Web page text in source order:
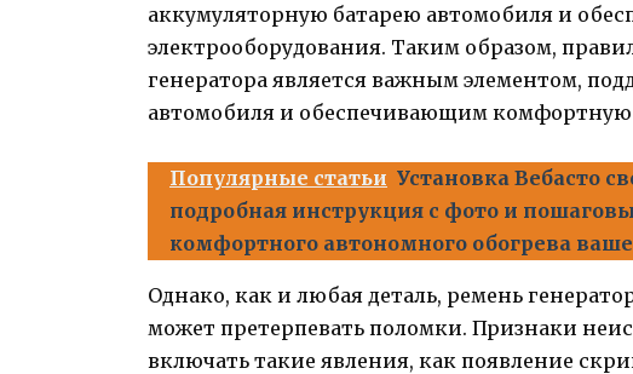
аккумуляторную батарею автомобиля и
электрооборудования. Таким образом,
генератора является важным элементом,
автомобиля и обеспечивающим комфортную
Популярные статьи Установка Вебасто
подробная инструкция с фото и
комфортного автономного обогрева
Однако, как и любая деталь, ремень
может претерпевать поломки. Признаки
включать такие явления, как появление